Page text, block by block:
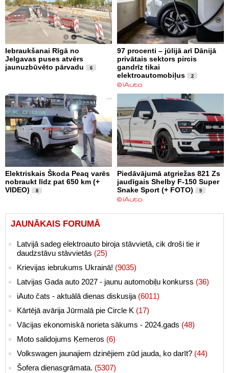
Iebraukšanai Rīgā no
Jelgavas puses atvērs
jaunuzbūvēto pārvadu
6
97 procenti – jūlijā arī Dānijā
privātais sektors pircis
gandrīz tikai
elektroautomobiļus
2
Elektriskais Škoda Peaq varēs
nobraukt līdz pat 650 km (+
VIDEO)
8
Piedāvājumā atgriežas 821 Zs
jaudīgais Shelby F-150 Super
Snake Sport (+ FOTO)
9
JAUNĀKAIS FORUMĀ
Latvijā sadeg elektroauto biroja stāvvietā, cik droši tie ir
daudzstāvu stāvvietās (25)
Krievijas iebrukums Ukrainā! (9035)
Latvijas Gada auto 2027 - jaunu automobiļu konkurss (36)
iAuto čats - aktuālā dienas diskusija (6011)
Kārtējā avārija Jūrmalā pie Circle K (17)
Vācijas ekonomiskā norieta sākums - 2024.gads (48)
Moto salidojums Ķemeros (6)
Volkswagen jaunajiem dzinējiem zūd jauda, ko darīt? (44)
Šofera dienasgrāmata. (5307)